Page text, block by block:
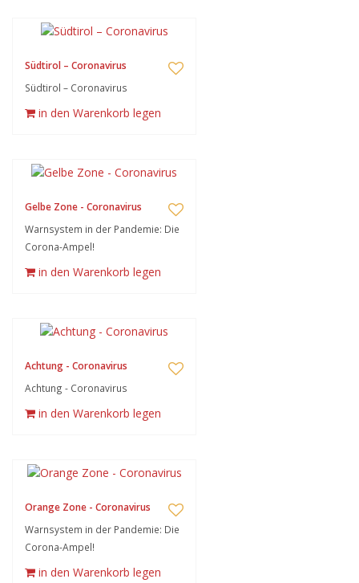
Südtirol – Coronavirus
Südtirol – Coronavirus
in den Warenkorb legen
Gelbe Zone - Coronavirus
Warnsystem in der Pandemie: Die
Corona-Ampel!
in den Warenkorb legen
Achtung - Coronavirus
Achtung - Coronavirus
in den Warenkorb legen
Orange Zone - Coronavirus
Warnsystem in der Pandemie: Die
Corona-Ampel!
in den Warenkorb legen